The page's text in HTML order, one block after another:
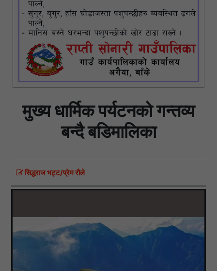
मुख्य धार्मिक पर्यटनको गन्तव्य
बन्दै बडिमालिका
सिद्धराज भट्ट/प्रेम रौले